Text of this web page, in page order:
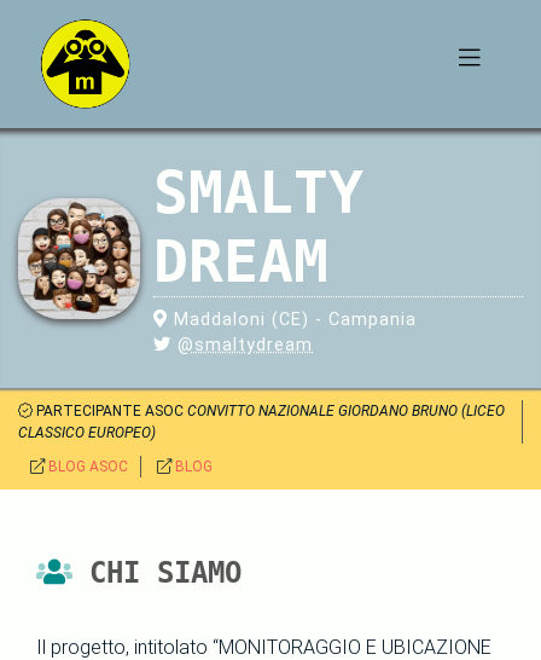
SMALTY
DREAM
Maddaloni (CE) - Campania
@smaltydream
PARTECIPANTE ASOC CONVITTO NAZIONALE GIORDANO BRUNO (LICEO
CLASSICO EUROPEO)
BLOG ASOC
BLOG
CHI SIAMO
Il progetto, intitolato “MONITORAGGIO E UBICAZIONE